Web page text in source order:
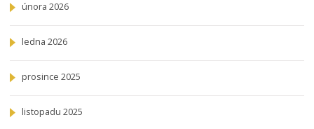
února 2026
ledna 2026
prosince 2025
listopadu 2025